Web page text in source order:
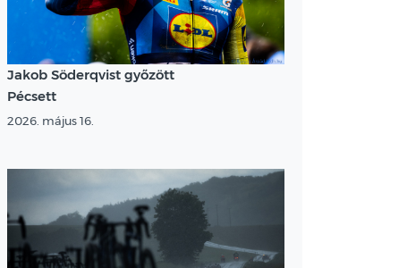
Jakob Söderqvist győzött
Pécsett
2026. május 16.